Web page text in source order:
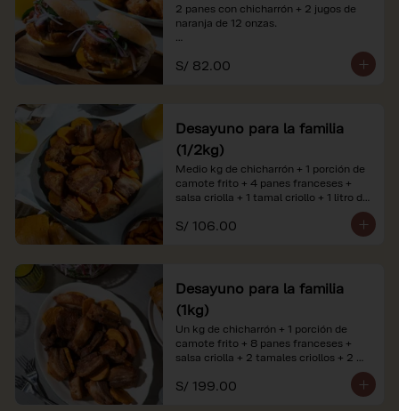
2 panes con chicharrón + 2 jugos de
naranja de 12 onzas.
*Nuestros precios están expresados en
soles e incluyen impuestos de ley y
S/ 82.00
Desayuno para la familia
(1/2kg)
Medio kg de chicharrón + 1 porción de
camote frito + 4 panes franceses +
salsa criolla + 1 tamal criollo + 1 litro de
*Nuestros precios están expresados en
referenciales.
S/ 106.00
Desayuno para la familia
(1kg)
Un kg de chicharrón + 1 porción de
camote frito + 8 panes franceses +
salsa criolla + 2 tamales criollos + 2
*Nuestros precios están expresados en
S/ 199.00